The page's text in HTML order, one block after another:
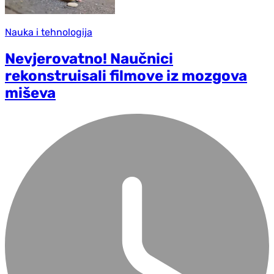
Nauka i tehnologija
Nevjerovatno! Naučnici
rekonstruisali filmove iz mozgova
miševa